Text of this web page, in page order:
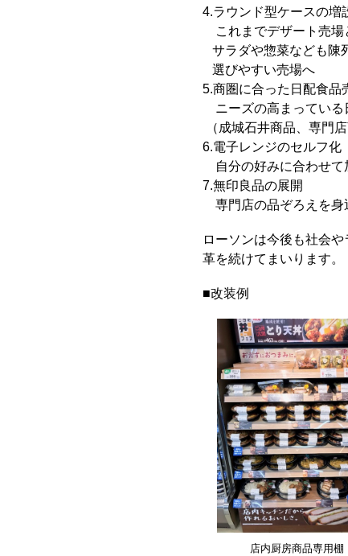
4.ラウンド型ケースの増
これまでデザート売場
サラダや惣菜なども陳
選びやすい売場へ
5.商圏に合った日配食品
ニーズの高まっている
（成城石井商品、専門店
6.電子レンジのセルフ化
自分の好みに合わせて
7.無印良品の展開
専門店の品ぞろえを身
ローソンは今後も社会
革を続けてまいります。
■改装例
店内厨房商品専用棚